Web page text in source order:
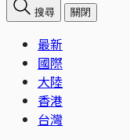
搜尋 關閉
最新
國際
大陸
香港
台灣